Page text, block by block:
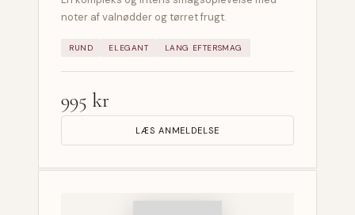
noter af valnødder og tørret frugt.
RUND ELEGANT LANG EFTERSMAG
995 kr
LÆS ANMELDELSE